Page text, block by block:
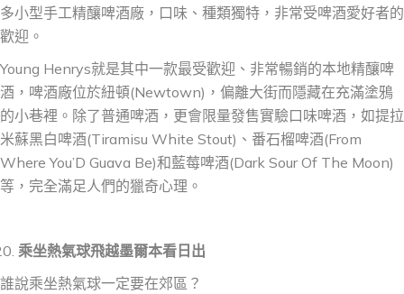
多小型手工精釀啤酒廠，口味、種類獨特，非常受啤酒愛好者的
歡迎。
Young Henrys就是其中一款最受歡迎、非常暢銷的本地精釀啤
酒，啤酒廠位於紐頓(Newtown)，偏離大街而隱藏在充滿塗鴉
的小巷裡。除了普通啤酒，更會限量發售實驗口味啤酒，如提拉
米蘇黑白啤酒(Tiramisu White Stout)、番石榴啤酒(From
Where You’D Guava Be)和藍莓啤酒(Dark Sour Of The Moon)
等，完全滿足人們的獵奇心理。
乘坐熱氣球飛越墨爾本看日出
誰說乘坐熱氣球一定要在郊區？